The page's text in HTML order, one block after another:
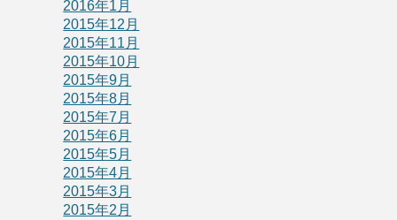
2016年1月
2015年12月
2015年11月
2015年10月
2015年9月
2015年8月
2015年7月
2015年6月
2015年5月
2015年4月
2015年3月
2015年2月